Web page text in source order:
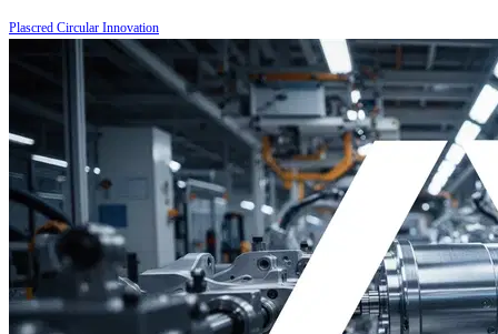
Plascred Circular Innovation